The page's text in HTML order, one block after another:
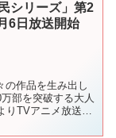
シリーズ」第2
6日放送開始
の作品を生み出し
部を突破する大人
TVアニメ放送決